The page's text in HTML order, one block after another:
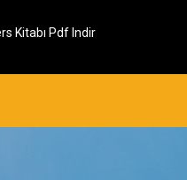
Kitabı Pdf Indir